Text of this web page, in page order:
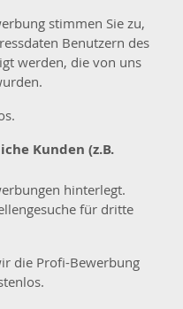
stimmen Sie zu,
Benutzern des
werden, die von uns
Kunden (z.B.
hinterlegt.
für dritte
die Profi-Bewerbung